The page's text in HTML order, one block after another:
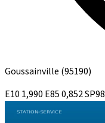
Goussainville (95190)
E10 1,990 E850,852SP98